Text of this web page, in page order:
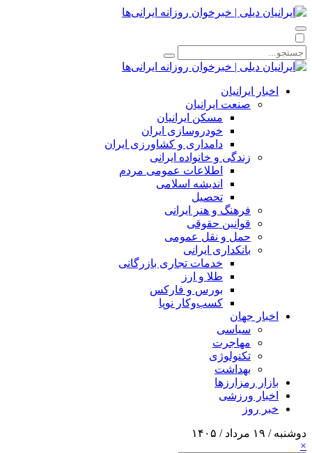
اخبار ایرانیان
صنعت ایرانیان
مسکن ایرانیان
خودروسازی ایران
دامداری و کشاورزی ایران
زندگی و خانواده ایرانی
اطلاعات عمومی مردم
اندیشه اسلامی
تحصیل
فرهنگ و هنر ایرانی
قوانین حقوقی
حمل و نقل عمومی
بانکداری ایرانی
خدمات تجاری بازرگانی
طلا و ارز
بورس و فارکس
کسب‌وکار نوپا
اخبار جهان
سیاسی
مهاجرت
تکنولوژی
بهداشت
بازار رمزارزها
اخبار ورزشی
خبر روز
دوشنبه / ۱۹ مرداد / ۱۴۰۵
×